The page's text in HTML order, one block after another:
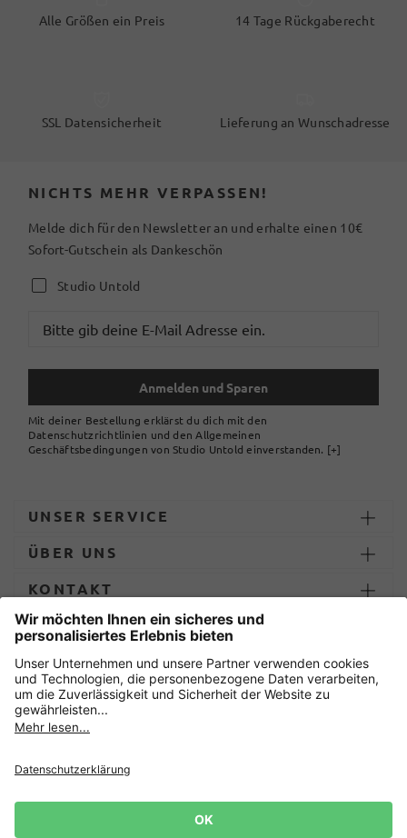
Alle Größen ein Preis 14 Tage Rückgaberecht
SSL Datensicherheit Lieferung an Wunschadresse
NICHTS MEHR VERPASSEN!
Melde dich für den Newsletter an und erhalte einen 10€
Sofort-Gutschein als Dankeschön
Studio Untold
Anmelden und Sparen
Mit deiner Bestellung erklärst du dich mit den
Datenschutzrichtlinien und den Allgemeinen
Geschäftsbedingungen von Studio Untold einverstanden. [+]
UNSER SERVICE
ÜBER UNS
KONTAKT
ZAHLUNG UND LIEFERUNG
Sicher einkaufen mit
Impressum